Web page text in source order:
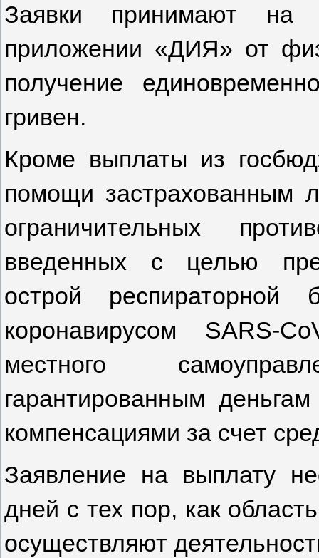
Заявки принимают
приложении «ДИЯ» от
получение
гривен.
Кроме выплаты из
помощи застрахованным
ограничительных
введенных с целью
острой респираторной
коронавирусом SARS-
местного
гарантированным
компенсациями за счет
Заявление на выплату
дней с тех пор, как
осуществляют